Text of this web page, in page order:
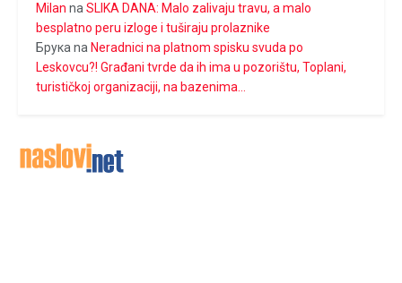
Milan naSLIKA DANA: Malo zalivaju travu, a malo
besplatno peru izloge i tuširaju prolaznike
Брукаna Neradnici na platnom spisku svuda po
Leskovcu?! Građani tvrde da ih ima u pozorištu, Toplani,
turističkoj organizaciji, na bazenima…